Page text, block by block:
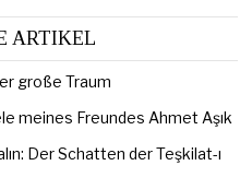
ARTIKEL
große Traum
meines Freundes Ahmet Aşık
Der Schatten der Teşkilat-ı